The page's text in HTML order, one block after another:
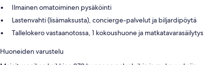
Ilmainen omatoiminen pysäköinti
Lastenvahti (lisämaksusta), concierge-palvelut ja biljardipöytä
Tallelokero vastaanotossa, 1 kokoushuone ja matkatavarasäilytys
Huoneiden varustelu